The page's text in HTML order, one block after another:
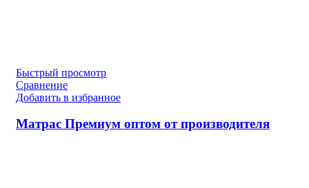
Быстрый просмотр
Сравнение
Добавить в избранное
Матрас Премиум оптом от производителя